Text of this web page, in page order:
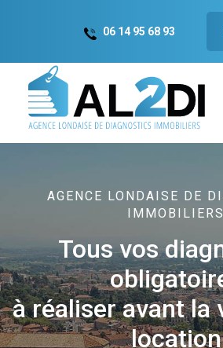
06 14 95 68 93
AGENCE LONDAISE DE
IMMOBILIERS
Tous vos
à réaliser avant la
location